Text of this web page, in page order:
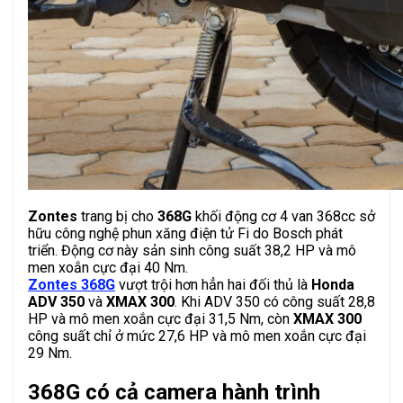
Zontes trang bị cho 368G khối động cơ 4 van 368cc sở
hữu công nghệ phun xăng điện tử Fi do Bosch phát
triển. Động cơ này sản sinh công suất 38,2 HP và mô
men xoắn cực đại 40 Nm.
Zontes 368G vượt trội hơn hẳn hai đối thủ là Honda
ADV 350 và XMAX 300. Khi ADV 350 có công suất 28,8
HP và mô men xoắn cực đại 31,5 Nm, còn XMAX 300
công suất chỉ ở mức 27,6 HP và mô men xoắn cực đại
29 Nm.
368G có cả camera hành trình